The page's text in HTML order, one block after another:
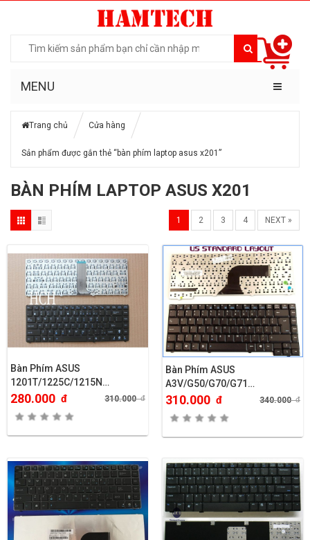
MENU
Trang chủ Cửa hàng
Sản phẩm được gắn thẻ “bàn phím laptop asus x201”
BÀN PHÍM LAPTOP ASUS X201
1 2 3 4 NEXT »
Bàn Phím ASUS
1201T/1225C/1215N…
280.000 đ 310.000đ
Bàn Phím ASUS
A3V/G50/G70/G71…
310.000 đ 340.000đ